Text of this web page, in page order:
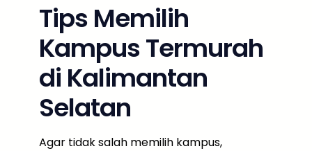
Tips Memilih
Kampus Termurah
di Kalimantan
Selatan
Agar tidak salah memilih kampus,